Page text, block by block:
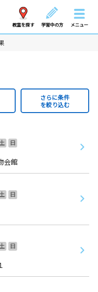
教室を探す 学習中の方 メニュー
さらに条件
を絞り込む
土
日
会館
土
日
土
日